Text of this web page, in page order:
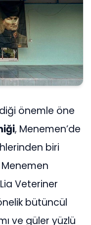
önemle öne
, Menemen’de
biri
Menemen
Veteriner
bütüncül
ve güler yüzlü